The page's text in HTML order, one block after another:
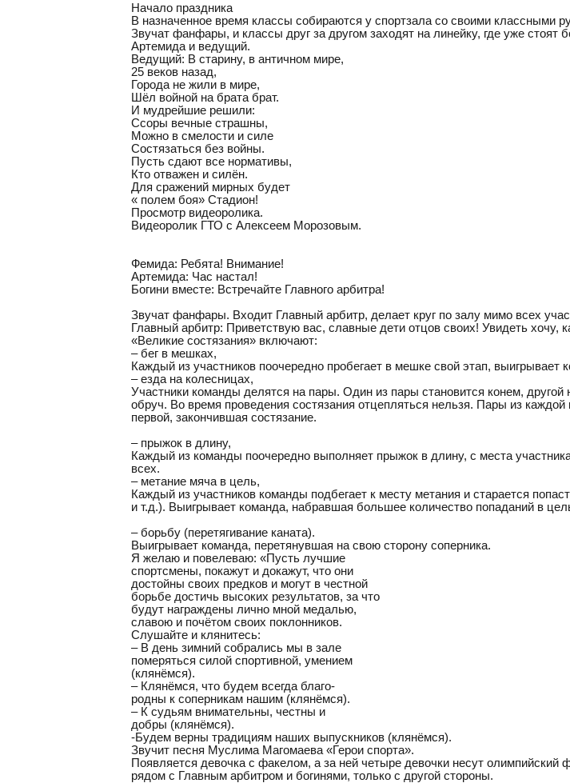
Начало праздника
В назначенное время классы собираются у спортзала со своими классными
Звучат фанфары, и классы друг за другом заходят на линейку, где уже стоят
Артемида и ведущий.
Ведущий: В старину, в античном мире,
25 веков назад,
Города не жили в мире,
Шёл войной на брата брат.
И мудрейшие решили:
Ссоры вечные страшны,
Можно в смелости и силе
Состязаться без войны.
Пусть сдают все нормативы,
Кто отважен и силён.
Для сражений мирных будет
« полем боя» Стадион!
Просмотр видеоролика.
Видеоролик ГТО с Алексеем Морозовым.
Фемида: Ребята! Внимание!
Артемида: Час настал!
Богини вместе: Встречайте Главного арбитра!
Звучат фанфары. Входит Главный арбитр, делает круг по залу мимо всех
Главный арбитр: Приветствую вас, славные дети отцов своих! Увидеть хочу,
«Великие состязания» включают:
– бег в мешках,
Каждый из участников поочередно пробегает в мешке свой этап, выигрывает
– езда на колесницах,
Участники команды делятся на пары. Один из пары становится конем,
обруч. Во время проведения состязания отцепляться нельзя. Пары из
первой, закончившая состязание.
– прыжок в длину,
Каждый из команды поочередно выполняет прыжок в длину, с места
всех.
– метание мяча в цель,
Каждый из участников команды подбегает к месту метания и старается
и т.д.). Выигрывает команда, набравшая большее количество попаданий в
– борьбу (перетягивание каната).
Выигрывает команда, перетянувшая на свою сторону соперника.
Я желаю и повелеваю: «Пусть лучшие
спортсмены, покажут и докажут, что они
достойны своих предков и могут в честной
борьбе достичь высоких результатов, за что
будут награждены лично мной медалью,
славою и почётом своих поклонников.
Слушайте и клянитесь:
– В день зимний собрались мы в зале
померяться силой спортивной, умением
(клянёмся).
– Клянёмся, что будем всегда благо-
родны к соперникам нашим (клянёмся).
– К судьям внимательны, честны и
добры (клянёмся).
-Будем верны традициям наших выпускников (клянёмся).
Звучит песня Муслима Магомаева «Герои спорта».
Появляется девочка с факелом, а за ней четыре девочки несут олимпийский
рядом с Главным арбитром и богинями, только с другой стороны.